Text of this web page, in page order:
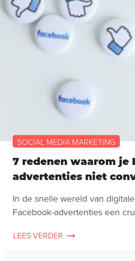
SOCIAL MEDIA MARKETING
7 redenen waarom je
advertenties niet
In de snelle wereld van
Facebook-advertenties een
LEES VERDER